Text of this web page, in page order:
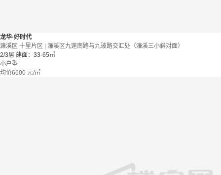
龙华·好时代
濂溪区 十里片区 | 濂溪区九莲南路与九玻路交汇处（濂溪三小斜对面）
2/3居 建面：33-65㎡
小户型
均价6600 元/㎡